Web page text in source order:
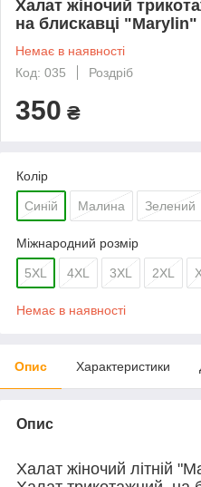
Халат жіночий
на блискавці
Немає в наявності
Код: 035
Роздріб
350 ₴
Колір
Синій Малина Зелений
Міжнародний розмір
5XL 4XL 3XL 2XL
Немає в наявності
Опис Характеристики
Опис
Халат жіночий літній